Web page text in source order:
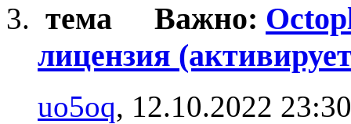
Важно:
лицензия
uo5oq, 12.10.2022 23:30